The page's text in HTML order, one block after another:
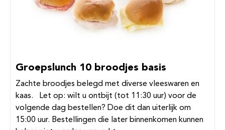
Groepslunch 10 broodjes basis
Zachte broodjes belegd met diverse vleeswaren en
kaas. Let op: wilt u ontbijt (tot 11:30 uur) voor de
volgende dag bestellen? Doe dit dan uiterlijk om
15:00 uur. Bestellingen die later binnenkomen kunnen